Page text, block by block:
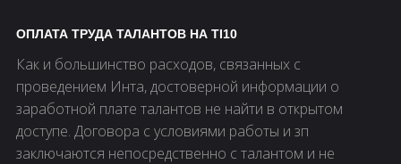
ОПЛАТА ТРУДА ТАЛАНТОВ НА TI10
Как и большинство расходов, связанных с
проведением Инта, достоверной информации о
заработной плате талантов не найти в открытом
доступе. Договора с условиями работы и зп
заключаются непосредственно с талантом и не